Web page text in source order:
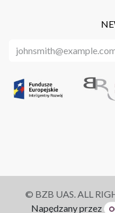
© BZB UAS. ALL
Napędzany przez